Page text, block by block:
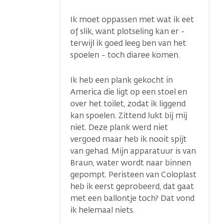
Ik moet oppassen met wat ik eet
of slik, want plotseling kan er -
terwijl ik goed leeg ben van het
spoelen - toch diaree komen.
Ik heb een plank gekocht in
America die ligt op een stoel en
over het toilet, zodat ik liggend
kan spoelen. Zittend lukt bij mij
niet. Deze plank werd niet
vergoed maar heb ik nooit spijt
van gehad. Mijn apparatuur is van
Braun, water wordt naar binnen
gepompt. Peristeen van Coloplast
heb ik eerst geprobeerd, dat gaat
met een ballontje toch? Dat vond
ik helemaal niets.